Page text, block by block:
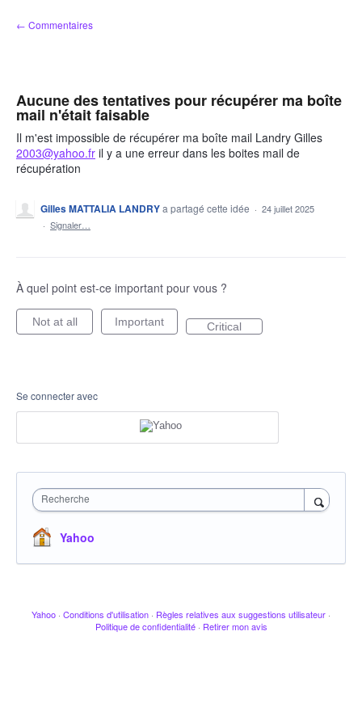
Aller
au
← Commentaires
Aucune des tentatives pour récupérer ma boîte
mail n'était faisable
Il m'est impossible de récupérer ma boîte mail Landry Gilles
2003@yahoo.fr il y a une erreur dans les boites mail de
récupération
Gilles MATTALIA LANDRYa partagé cette idée · 24 juillet 2025
· Signaler…
À quel point est-ce important pour vous ?
Not at all Important Critical
Se connecter avec
Recherche
Yahoo
Yahoo · Conditions d'utilisation · Règles relatives aux suggestions utilisateur ·
Politique de confidentialité · Retirer mon avis